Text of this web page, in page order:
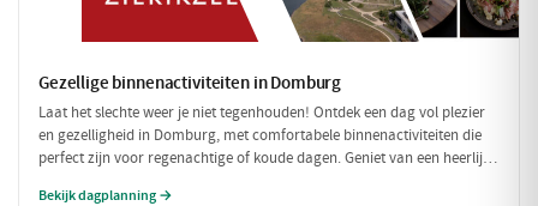
Gezellige binnenactiviteiten in Domburg
Laat het slechte weer je niet tegenhouden! Ontdek een dag vol plezier
en gezelligheid in Domburg, met comfortabele binnenactiviteiten die
perfect zijn voor regenachtige of koude dagen. Geniet van een heerlijke
Bekijk dagplanning →